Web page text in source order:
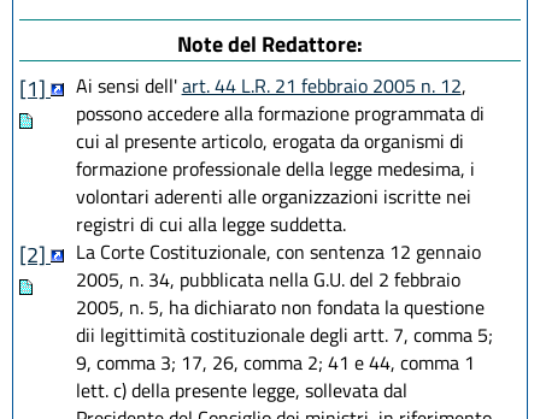
Note del Redattore:
[1]
Ai sensi dell'art. 44 L.R. 21 febbraio 2005 n. 12,
possono accedere alla formazione programmata di
cui al presente articolo, erogata da organismi di
formazione professionale della legge medesima, i
volontari aderenti alle organizzazioni iscritte nei
registri di cui alla legge suddetta.
[2]
La Corte Costituzionale, con sentenza 12 gennaio
2005, n. 34, pubblicata nella G.U. del 2 febbraio
2005, n. 5, ha dichiarato non fondata la questione
dii legittimità costituzionale degli artt. 7, comma 5;
9, comma 3; 17, 26, comma 2; 41 e 44, comma 1
lett. c) della presente legge, sollevata dal